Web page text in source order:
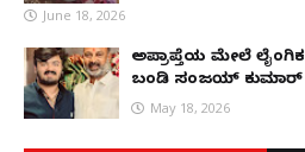
June 18, 2026
ಅಪ್ರಾಪ್ತೆಯ ಮೇಲೆ
ಬಂಡಿ ಸಂಜಯ್ ಕುಮಾರ್
May 18, 2026